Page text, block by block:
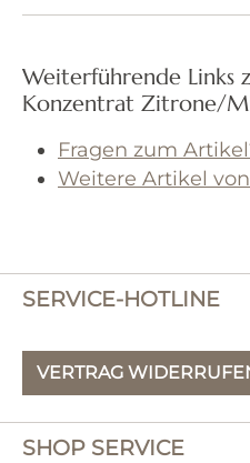
Weiterführende Links
Konzentrat Zitrone/
Fragen zum
Weitere Artikel
SERVICE-HOTLINE
VERTRAG
SHOP SERVICE